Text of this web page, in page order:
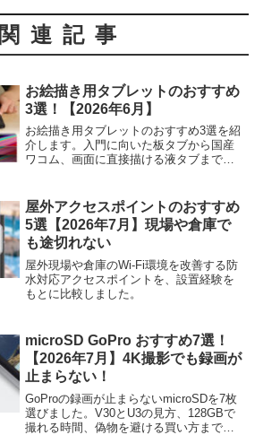
関連記事
お絵描き用タブレットのおすすめ
3選！【2026年6月】
お絵描き用タブレットのおすすめ3選を紹
介します。入門に向いた板タブから国産
ワコム、画面に直接描ける液タブまで、
屋外アクセスポイントのおすすめ
5選【2026年7月】現場や倉庫で
も途切れない
屋外現場や倉庫のWi-Fi環境を改善する防
水対応アクセスポイントを、設置経験を
もとに比較しました。
microSD GoPro おすすめ7選！
【2026年7月】4K撮影でも録画が
止まらない！
GoProの録画が止まらないmicroSDを7枚
選びました。V30とU3の見方、128GBで
撮れる時間、偽物を避ける買い方まで撮